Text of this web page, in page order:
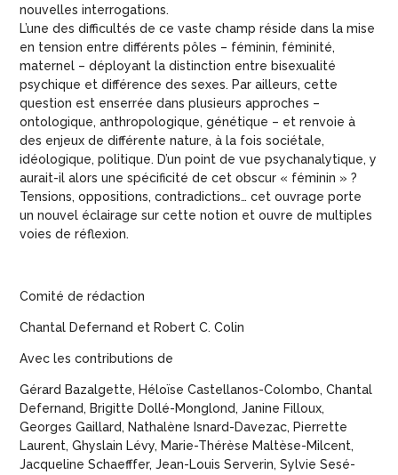
nouvelles interrogations.
L’une des difficultés de ce vaste champ réside dans la mise
en tension entre différents pôles – féminin, féminité,
maternel – déployant la distinction entre bisexualité
psychique et différence des sexes. Par ailleurs, cette
question est enserrée dans plusieurs approches –
ontologique, anthropologique, génétique – et renvoie à
des enjeux de différente nature, à la fois sociétale,
idéologique, politique. D’un point de vue psychanalytique, y
aurait-il alors une spécificité de cet obscur « féminin » ?
Tensions, oppositions, contradictions… cet ouvrage porte
un nouvel éclairage sur cette notion et ouvre de multiples
voies de réflexion.
Comité de rédaction
Chantal Defernand et Robert C. Colin
Avec les contributions de
Gérard Bazalgette, Héloïse Castellanos-Colombo, Chantal
Defernand, Brigitte Dollé-Monglond, Janine Filloux,
Georges Gaillard, Nathalène Isnard-Davezac, Pierrette
Laurent, Ghyslain Lévy, Marie-Thérèse Maltèse-Milcent,
Jacqueline Schaefffer, Jean-Louis Serverin, Sylvie Sesé-